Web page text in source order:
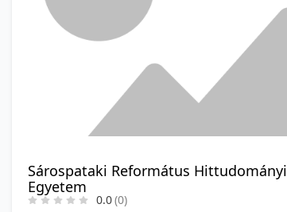
Sárospataki Református Hittudományi
Egyetem
0.0(0)